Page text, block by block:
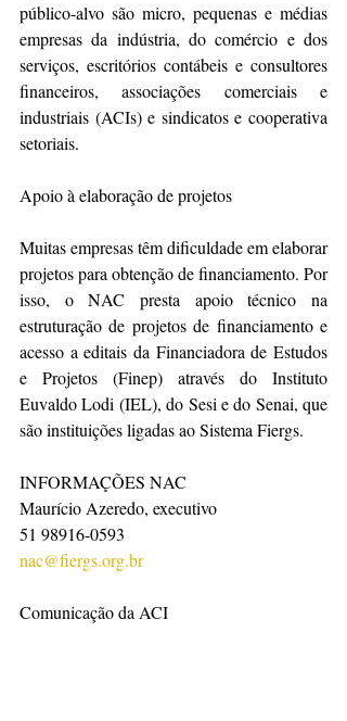
público-alvo são micro, pequenas e médias
empresas da indústria, do comércio e dos
serviços, escritórios contábeis e consultores
financeiros, associações comerciais e
industriais (ACIs) e sindicatos e cooperativa
setoriais.
Apoio à elaboração de projetos
Muitas empresas têm dificuldade em elaborar
projetos para obtenção de financiamento. Por
isso, o NAC presta apoio técnico na
estruturação de projetos de financiamento e
acesso a editais da Financiadora de Estudos
e Projetos (Finep) através do Instituto
Euvaldo Lodi (IEL), do Sesi e do Senai, que
são instituições ligadas ao Sistema Fiergs.
INFORMAÇÕES NAC
Maurício Azeredo, executivo
51 98916-0593
nac@fiergs.org.br
Comunicação da ACI